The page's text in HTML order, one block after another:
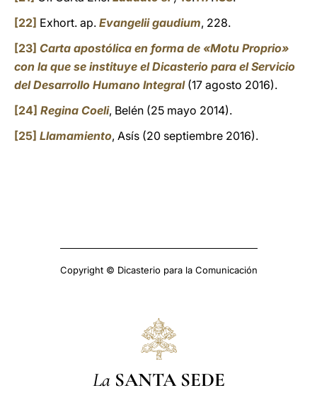
[22] Exhort. ap. Evangelii gaudium, 228.
[23] Carta apostólica en forma de «Motu Proprio»
con la que se instituye el Dicasterio para el Servicio
del Desarrollo Humano Integral (17 agosto 2016).
[24] Regina Coeli, Belén (25 mayo 2014).
[25] Llamamiento, Asís (20 septiembre 2016).
Copyright © Dicasterio para la Comunicación
La SANTA SEDE